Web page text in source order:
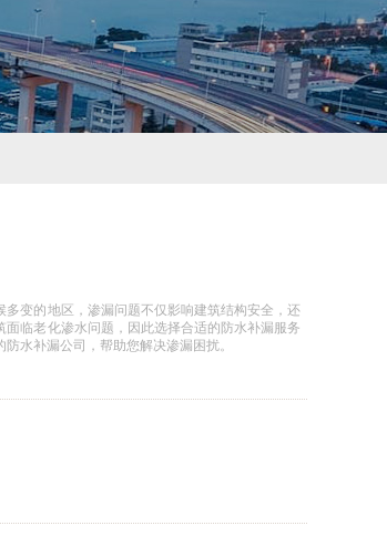
变的地区，渗漏问题不仅影响建筑结构安全，还
临老化渗水问题，因此选择合适的防水补漏服务
水补漏公司，帮助您解决渗漏困扰。